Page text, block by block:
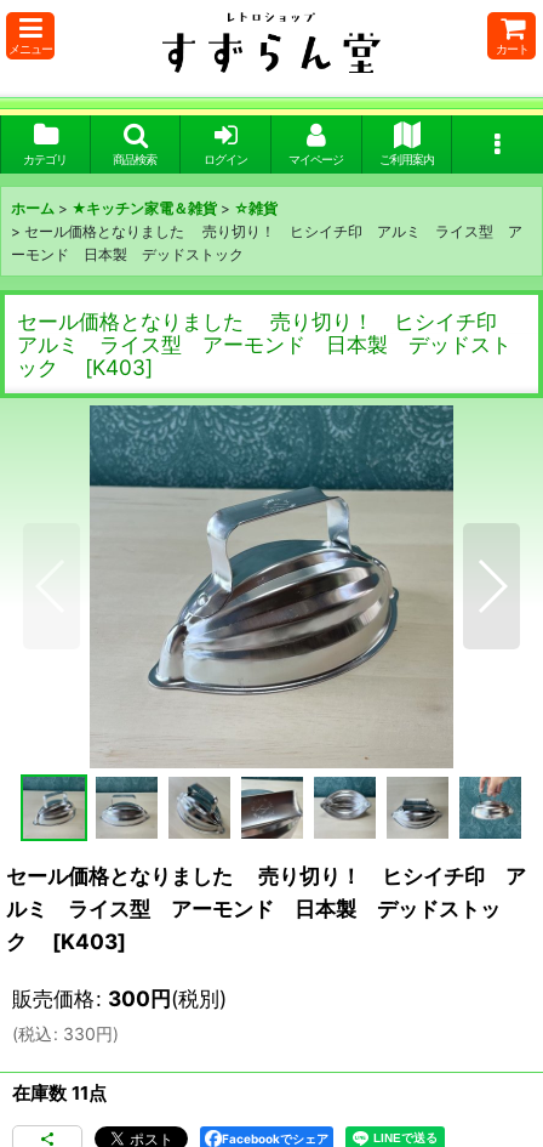
メニュー カート
カテゴリ 商品検索 ログイン マイページ ご利用案内
ホーム > ★キッチン家電＆雑貨 > ☆雑貨
> セール価格となりました 売り切り！ ヒシイチ印 アルミ ライス型 ア
ーモンド 日本製 デッドストック
セール価格となりました 売り切り！ ヒシイチ印
アルミ ライス型 アーモンド 日本製 デッドスト
ック
[K403]
セール価格となりました 売り切り！ ヒシイチ印 ア
ルミ ライス型 アーモンド 日本製 デッドストッ
ク
[K403]
販売価格: 300円(税別)
(税込: 330円)
在庫数 11点
Facebookでシェア